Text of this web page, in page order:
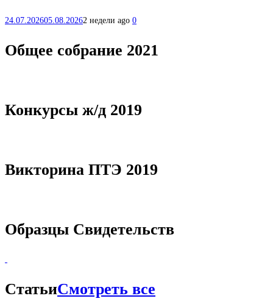
24.07.202605.08.20262 недели ago 0
Общее собрание 2021
Конкурсы ж/д 2019
Викторина ПТЭ 2019
Образцы Свидетельств
СтатьиСмотреть все